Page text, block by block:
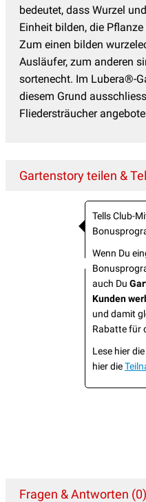
bedeutet, dass Wurzel
Einheit bilden, die
Zum einen bilden
Ausläufer, zum anderen
sortenecht. Im Lubera®-
diesem Grund
Fliedersträucher
Gartenstory teilen &
Tells Club-
Wenn Du
auch Du
Kunden
und damit
Rabatte für
Lese hier die
hier die
Fragen & Antworten (0)